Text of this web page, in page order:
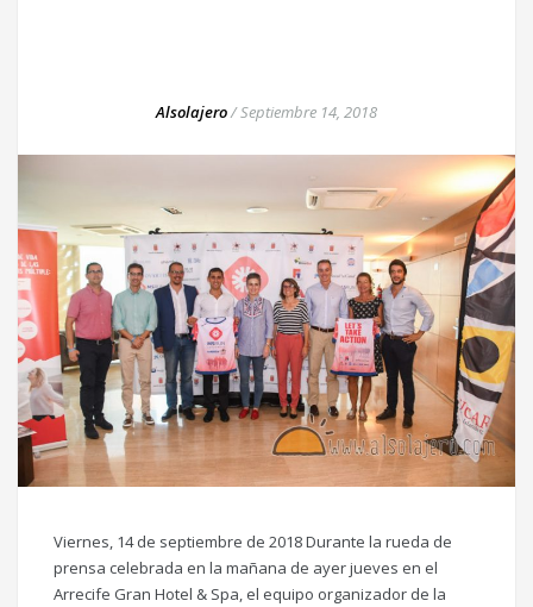
Alsolajero/Septiembre 14, 2018
Viernes, 14 de septiembre de 2018 Durante la rueda de
prensa celebrada en la mañana de ayer jueves en el
Arrecife Gran Hotel & Spa, el equipo organizador de la